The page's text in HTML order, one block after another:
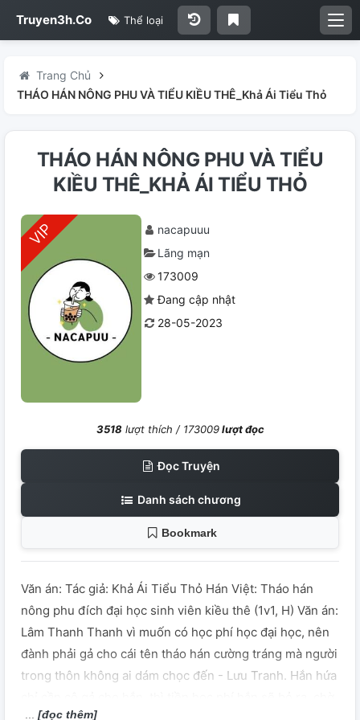
Truyen3h.Co Thể loại
Trang Chủ
THÁO HÁN NÔNG PHU VÀ TIỂU KIỀU THÊ_Khả Ái Tiểu Thỏ
THÁO HÁN NÔNG PHU VÀ TIỂU
KIỀU THÊ_KHẢ ÁI TIỂU THỎ
nacapuuu
Lãng mạn
173009
Đang cập nhật
28-05-2023
3518lượt thích / 173009lượt đọc
Đọc Truyện
Danh sách chương
Bookmark
Văn án: Tác giả: Khả Ái Tiểu Thỏ Hán Việt: Tháo hán
nông phu đích đại học sinh viên kiều thê (1v1, H) Văn án:
Lâm Thanh Thanh vì muốn có học phí học đại học, nên
đành phải gả cho cái tên tháo hán cường tráng mà người
trong thôn không ai dám chọc đến - Lưu Tranh. Hắn hứa
[đọc thêm]